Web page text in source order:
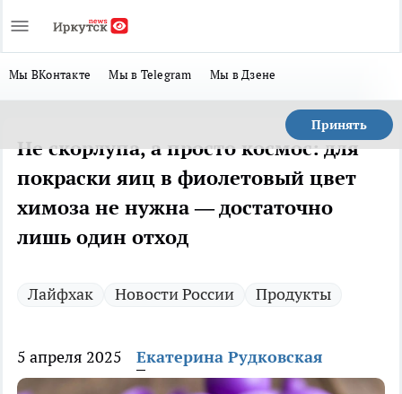
Мы ВКонтакте Мы в Telegram Мы в Дзене
Принять
Не скорлупа, а просто космос: для
покраски яиц в фиолетовый цвет
химоза не нужна — достаточно
лишь один отход
Лайфхак Новости России Продукты
5 апреля 2025 Екатерина Рудковская